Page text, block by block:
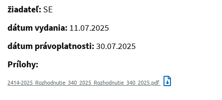
žiadateľ: SE
dátum vydania: 11.07.2025
dátum právoplatnosti:30.07.2025
Prílohy:
2414-2025_Rozhodnutie_340_2025_Rozhodnutie_340_2025.pdf